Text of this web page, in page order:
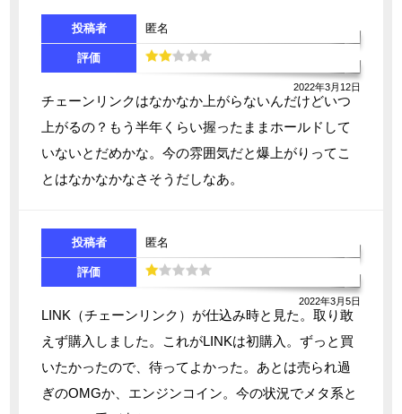
投稿者 匿名
評価
2022年3月12日
チェーンリンクはなかなか上がらないんだけどいつ
上がるの？もう半年くらい握ったままホールドして
いないとだめかな。今の雰囲気だと爆上がりってこ
とはなかなかなさそうだしなあ。
投稿者 匿名
評価
2022年3月5日
LINK（チェーンリンク）が仕込み時と見た。取り敢
えず購入しました。これがLINKは初購入。ずっと買
いたかったので、待ってよかった。あとは売られ過
ぎのOMGか、エンジンコイン。今の状況でメタ系と